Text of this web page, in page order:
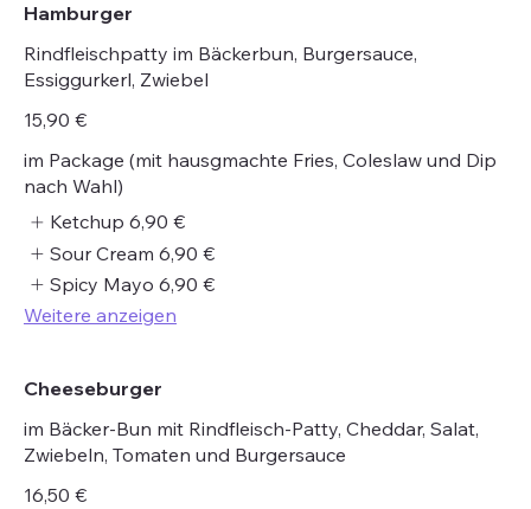
Hamburger
Rindfleischpatty im Bäckerbun, Burgersauce,
Essiggurkerl, Zwiebel
15,90 €
im Package (mit hausgmachte Fries, Coleslaw und Dip
nach Wahl)
Ketchup 6,90 €
Sour Cream 6,90 €
Spicy Mayo 6,90 €
Weitere anzeigen
Cheeseburger
im Bäcker-Bun mit Rindfleisch-Patty, Cheddar, Salat,
Zwiebeln, Tomaten und Burgersauce
16,50 €